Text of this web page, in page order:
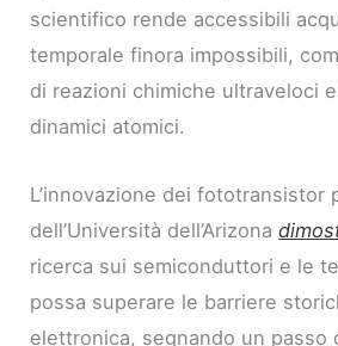
scientifico rende accessibili
temporale finora impossibili,
di reazioni chimiche ultraveloci
dinamici atomici.
L’innovazione dei fototransistor
dell’Università dell’Arizona
ricerca sui semiconduttori e le
possa superare le barriere
elettronica, segnando un passo